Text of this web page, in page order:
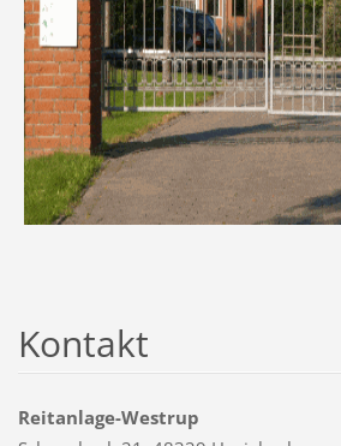
Kontakt
Reitanlage-Westrup